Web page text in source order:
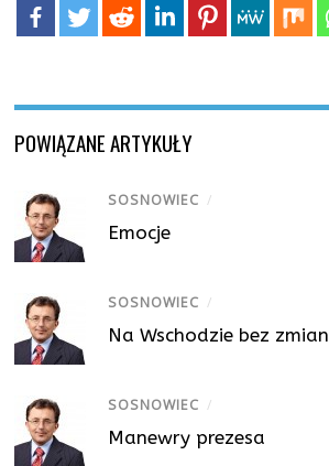
POWIĄZANE ARTYKUŁY
SOSNOWIEC /
Emocje
SOSNOWIEC /
Na Wschodzie bez zmian
SOSNOWIEC /
Manewry prezesa